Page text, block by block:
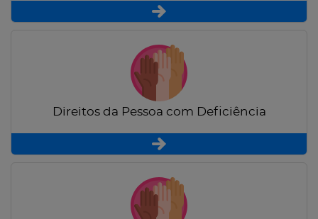
Direitos da Pessoa com Deficiência